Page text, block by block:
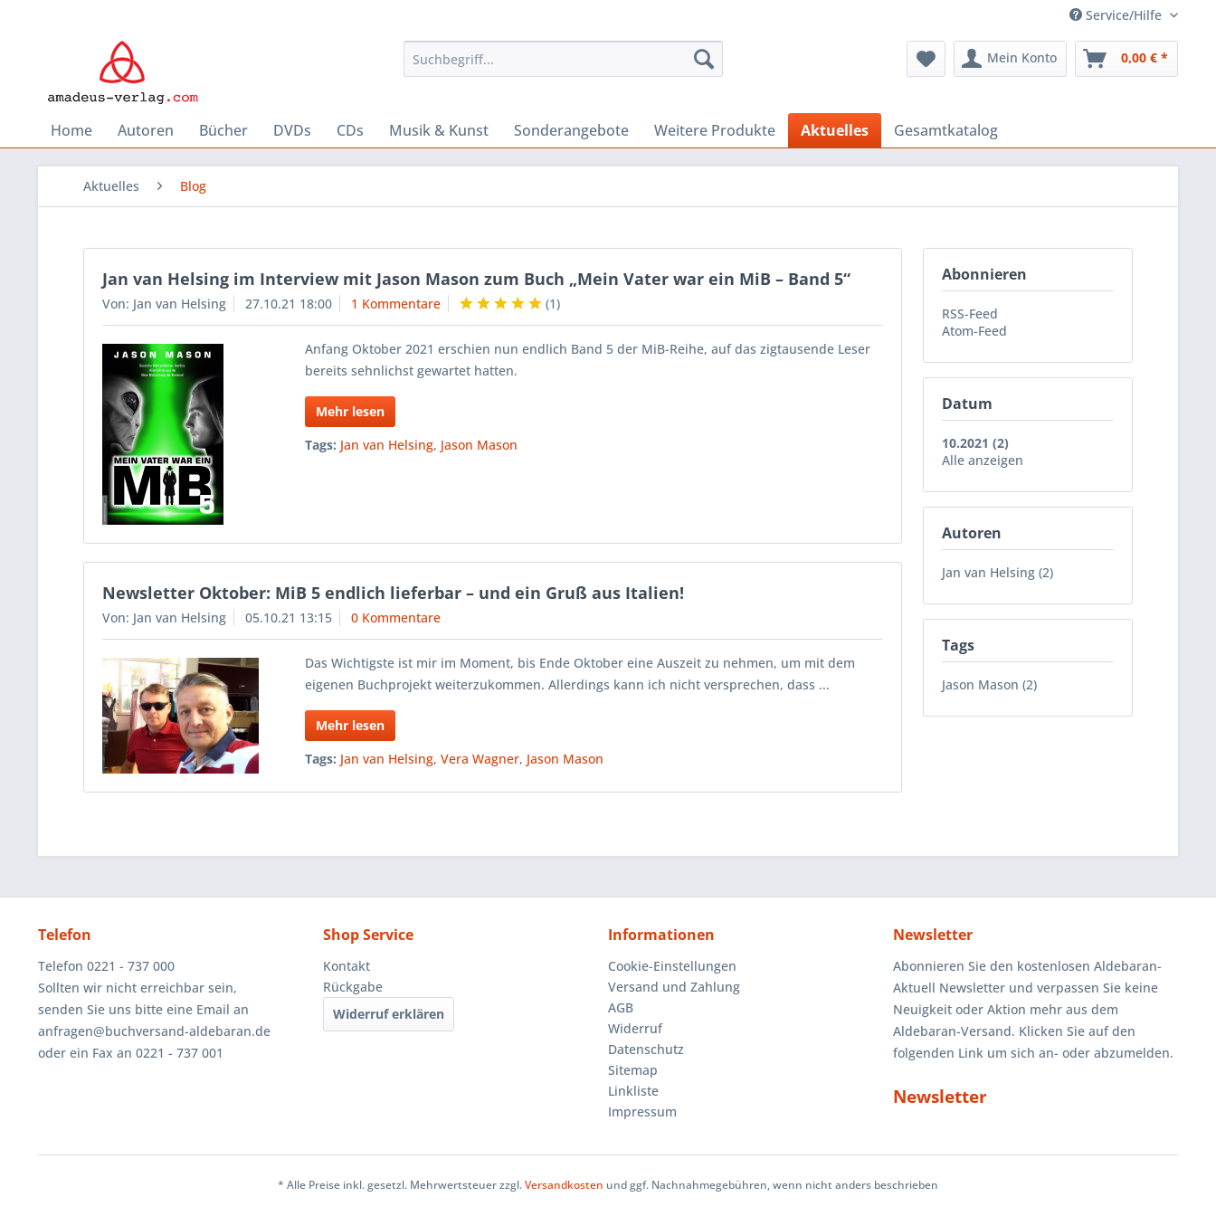
Service/Hilfe
Mein Konto 0,00 € *
Home Autoren Bücher DVDs CDs Musik & Kunst Sonderangebote Weitere Produkte Aktuelles Gesamtkatalog
Aktuelles Blog
Abonnieren
RSS-Feed
Atom-Feed
Datum
10.2021 (2)
Alle anzeigen
Autoren
Jan van Helsing (2)
Tags
Jason Mason (2)
Jan van Helsing im Interview mit Jason Mason zum Buch „Mein Vater war ein MiB – Band 5“
Von: Jan van Helsing 27.10.21 18:00 1 Kommentare (1)
Anfang Oktober 2021 erschien nun endlich Band 5 der MiB-Reihe, auf das zigtausende Leser
bereits sehnlichst gewartet hatten.
Mehr lesen
Tags: Jan van Helsing, Jason Mason
Newsletter Oktober: MiB 5 endlich lieferbar – und ein Gruß aus Italien!
Von: Jan van Helsing 05.10.21 13:15 0 Kommentare
Das Wichtigste ist mir im Moment, bis Ende Oktober eine Auszeit zu nehmen, um mit dem
eigenen Buchprojekt weiterzukommen. Allerdings kann ich nicht versprechen, dass ...
Mehr lesen
Tags: Jan van Helsing,Vera Wagner, Jason Mason
Telefon
Telefon 0221 - 737 000
Sollten wir nicht erreichbar sein,
senden Sie uns bitte eine Email an
anfragen@buchversand-aldebaran.de
oder ein Fax an 0221 - 737 001
Shop Service
Kontakt
Rückgabe
Widerruf erklären
Informationen
Cookie-Einstellungen
Versand und Zahlung
AGB
Widerruf
Datenschutz
Sitemap
Linkliste
Impressum
Newsletter
Abonnieren Sie den kostenlosen Aldebaran-
Aktuell Newsletter und verpassen Sie keine
Neuigkeit oder Aktion mehr aus dem
Aldebaran-Versand. Klicken Sie auf den
folgenden Link um sich an- oder abzumelden.
Newsletter
* Alle Preise inkl. gesetzl. Mehrwertsteuer zzgl.Versandkosten und ggf. Nachnahmegebühren, wenn nicht anders beschrieben